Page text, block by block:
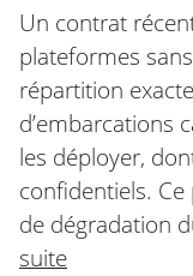
Un contrat
plateformes
répartition
d’embarcations
les déployer,
confidentiels.
de dégradation
suite